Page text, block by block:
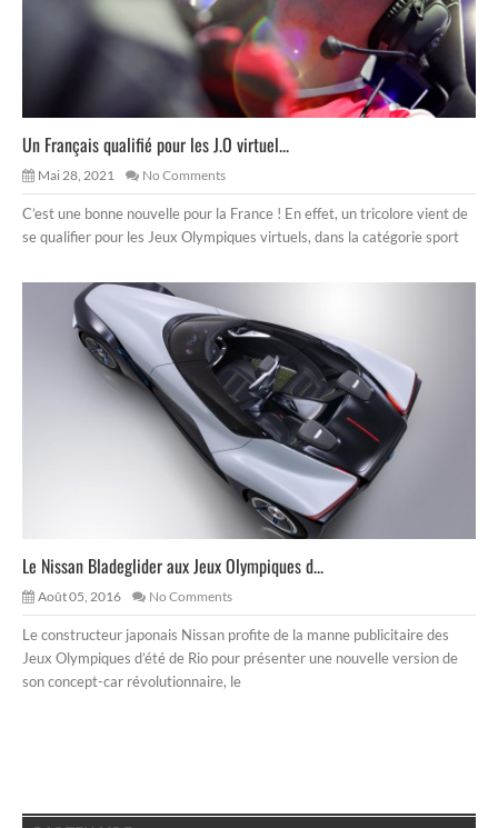
Un Français qualifié pour les J.O virtuel...
Mai 28, 2021 No Comments
C’est une bonne nouvelle pour la France ! En effet, un tricolore vient de
se qualifier pour les Jeux Olympiques virtuels, dans la catégorie sport
Le Nissan Bladeglider aux Jeux Olympiques d...
Août 05, 2016 No Comments
Le constructeur japonais Nissan profite de la manne publicitaire des
Jeux Olympiques d’été de Rio pour présenter une nouvelle version de
son concept-car révolutionnaire, le